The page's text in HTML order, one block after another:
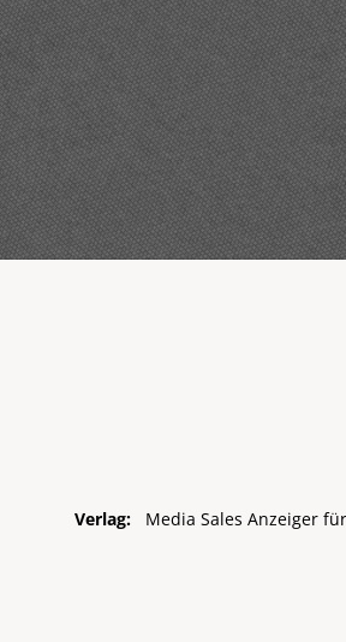
Verlag: Media Sales Anzeiger